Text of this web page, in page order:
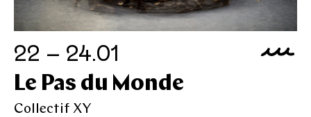
22 – 24.01
Le Pas du Monde
Collectif XY